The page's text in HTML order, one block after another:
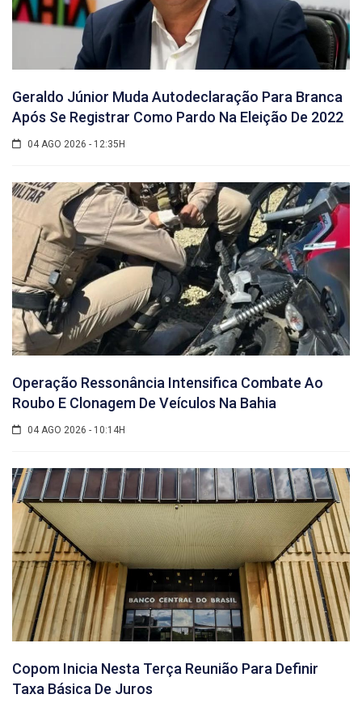
Geraldo Júnior Muda Autodeclaração Para Branca
Após Se Registrar Como Pardo Na Eleição De 2022
04 AGO 2026 - 12:35H
Operação Ressonância Intensifica Combate Ao
Roubo E Clonagem De Veículos Na Bahia
04 AGO 2026 - 10:14H
Copom Inicia Nesta Terça Reunião Para Definir
Taxa Básica De Juros